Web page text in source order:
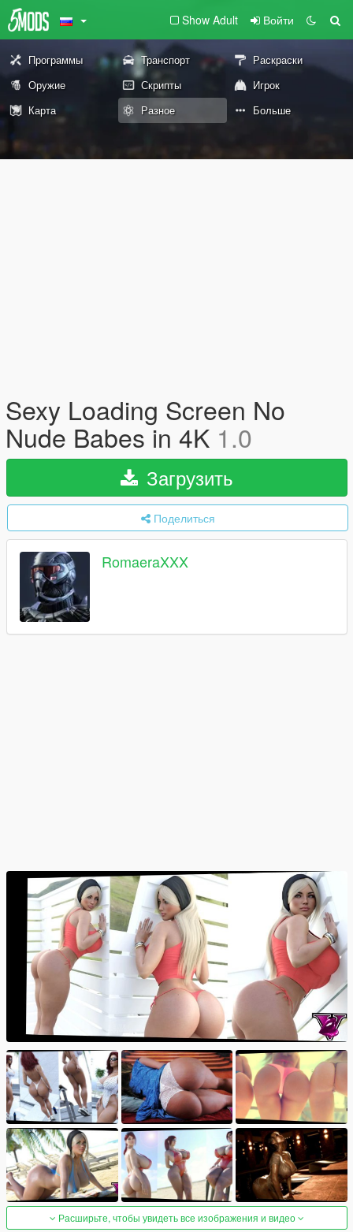
Show Adult Войти
Программы Транспорт
Раскраски
Оружие
Скрипты
Игрок
Карта
Разное Больше
Sexy Loading Screen No
Nude Babes in 4K 1.0
Загрузить
Поделиться
RomaeraXXX
Расширьте, чтобы увидеть все изображения и видео